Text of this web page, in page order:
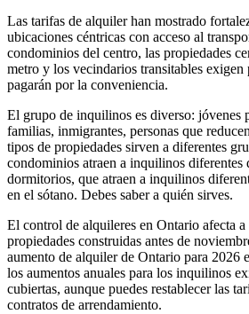
Las tarifas de alquiler han mostrado
ubicaciones céntricas con acceso al
condominios del centro, las propiedades
metro y los vecindarios transitables
pagarán por la conveniencia.
El grupo de inquilinos es diverso: jóvenes
familias, inmigrantes, personas que
tipos de propiedades sirven a diferentes
condominios atraen a inquilinos diferentes
dormitorios, que atraen a inquilinos
en el sótano. Debes saber a quién sirves.
El control de alquileres en Ontario afecta
propiedades construidas antes de
aumento de alquiler de Ontario para 2026
los aumentos anuales para los inquilinos
cubiertas, aunque puedes restablecer las
contratos de arrendamiento.